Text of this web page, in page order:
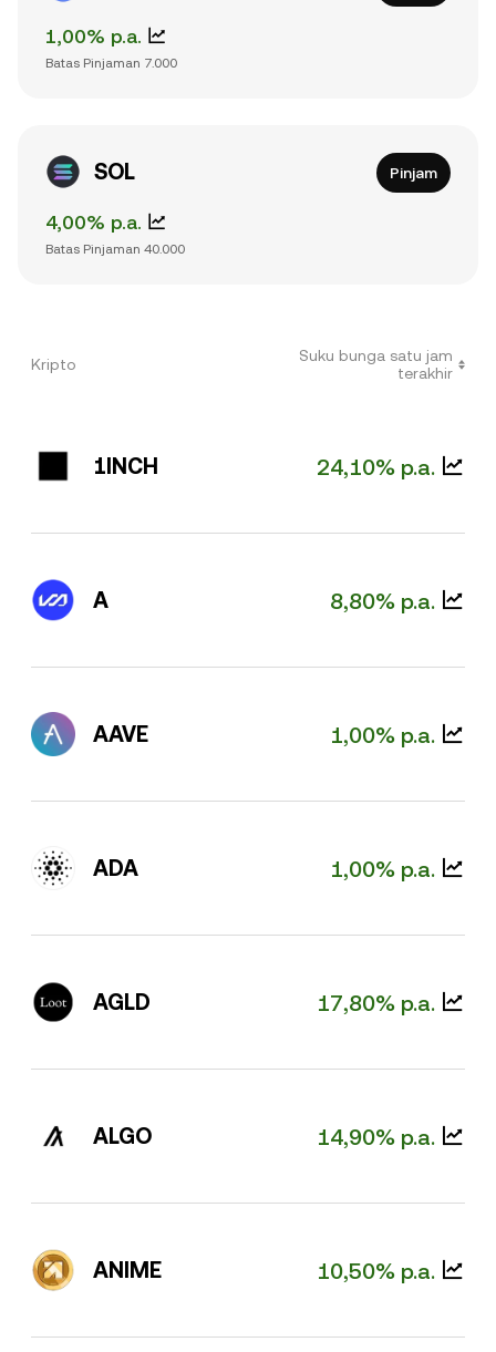
1,00% p.a.
Batas Pinjaman 7.000
SOL Pinjam
4,00% p.a.
Batas Pinjaman 40.000
Kripto
Suku bunga satu jam
terakhir
1INCH 24,10% p.a.
A 8,80% p.a.
AAVE 1,00% p.a.
ADA 1,00% p.a.
AGLD 17,80% p.a.
ALGO 14,90% p.a.
ANIME 10,50% p.a.